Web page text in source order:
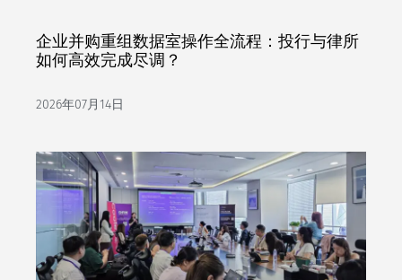
企业并购重组数据室操作全流程：投行与律所
如何高效完成尽调？
2026年07月14日